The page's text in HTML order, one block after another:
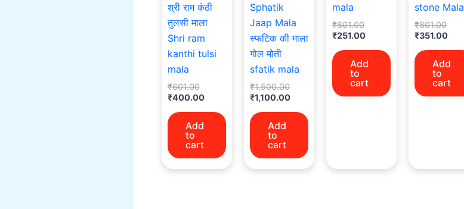
श्री राम कंठी
तुलसी माला
Shri ram
kanthi tulsi
mala
₹601.00
₹400.00
Add
to
cart
Sphatik
Jaap Mala
स्फटिक की माला
गोल मोती
sfatik mala
₹1,500.00
₹1,100.00
Add
to
cart
mala
₹801.00
₹251.00
Add
to
cart
stone Mala
₹801.00
₹351.00
Add
to
cart